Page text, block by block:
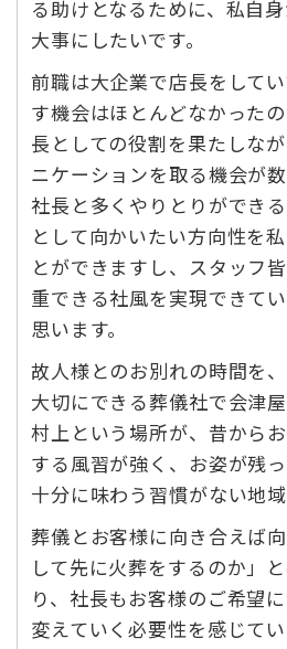
る助けとなるために、私自
大事にしたいです。
前職は大企業で店長をして
す機会はほとんどなかった
長としての役割を果たしな
ニケーションを取る機会が数
社長と多くやりとりができ
として向かいたい方向性を
とができますし、スタッフ
重できる社風を実現できて
思います。
故人様とのお別れの時間を
大切にできる葬儀社で会津屋
村上という場所が、昔から
する風習が強く、お姿が残
十分に味わう習慣がない地域
葬儀とお客様に向き合えば
して先に火葬をするのか」
り、社長もお客様のご希望
変えていく必要性を感じてい